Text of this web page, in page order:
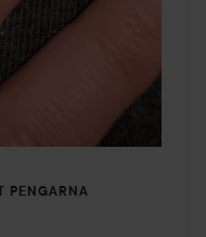
PENGARNA